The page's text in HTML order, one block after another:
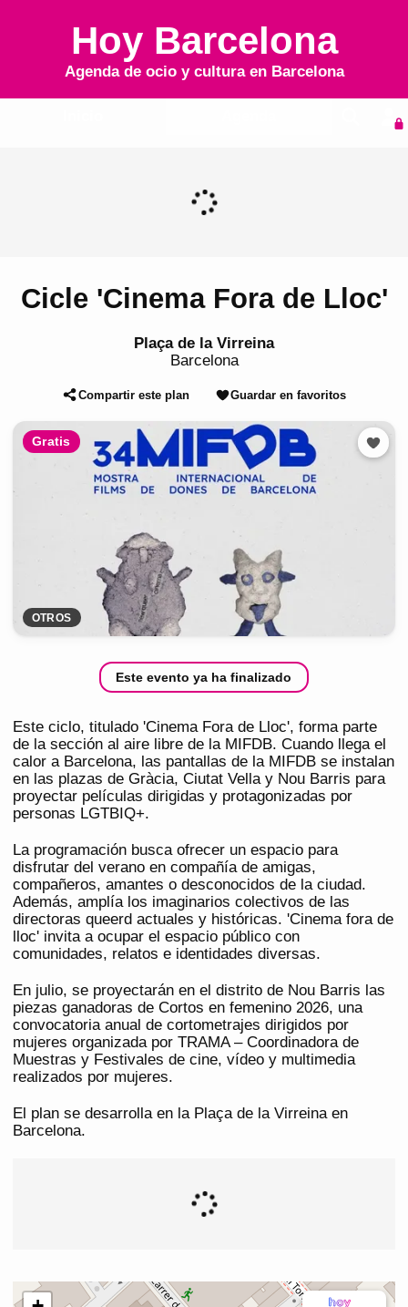
Hoy Barcelona
Agenda de ocio y cultura en Barcelona
Cicle 'Cinema Fora de Lloc'
Plaça de la Virreina
Barcelona
Compartir este plan Guardar en favoritos
Gratis
OTROS
Este evento ya ha finalizado
Este ciclo, titulado 'Cinema Fora de Lloc', forma parte
de la sección al aire libre de la MIFDB. Cuando llega el
calor a Barcelona, las pantallas de la MIFDB se instalan
en las plazas de Gràcia, Ciutat Vella y Nou Barris para
proyectar películas dirigidas y protagonizadas por
personas LGTBIQ+.
La programación busca ofrecer un espacio para
disfrutar del verano en compañía de amigas,
compañeros, amantes o desconocidos de la ciudad.
Además, amplía los imaginarios colectivos de las
directoras queerd actuales y históricas. 'Cinema fora de
lloc' invita a ocupar el espacio público con
comunidades, relatos e identidades diversas.
En julio, se proyectarán en el distrito de Nou Barris las
piezas ganadoras de Cortos en femenino 2026, una
convocatoria anual de cortometrajes dirigidos por
mujeres organizada por TRAMA – Coordinadora de
Muestras y Festivales de cine, vídeo y multimedia
realizados por mujeres.
El plan se desarrolla en la Plaça de la Virreina en
Barcelona.